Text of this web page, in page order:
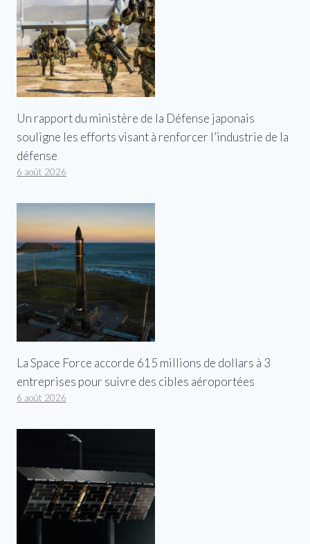
Un rapport du ministère de la Défense japonais
souligne les efforts visant à renforcer l’industrie de la
défense
6 août 2026
La Space Force accorde 615 millions de dollars à 3
entreprises pour suivre des cibles aéroportées
6 août 2026